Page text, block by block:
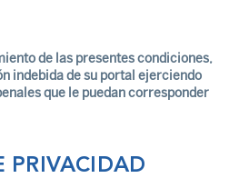
de las presentes condiciones,
indebida de su portal ejerciendo
que le puedan corresponder
PRIVACIDAD